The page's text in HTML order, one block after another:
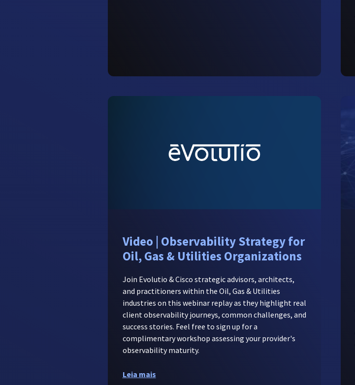
Video | Observability Strategy for
Oil, Gas & Utilities Organizations
Join Evolutio & Cisco strategic advisors, architects,
and practitioners within the Oil, Gas & Utilities
industries on this webinar replay as they highlight real
client observability journeys, common challenges, and
success stories. Feel free to sign up for a
complimentary workshop assessing your provider's
observability maturity.
Leia mais